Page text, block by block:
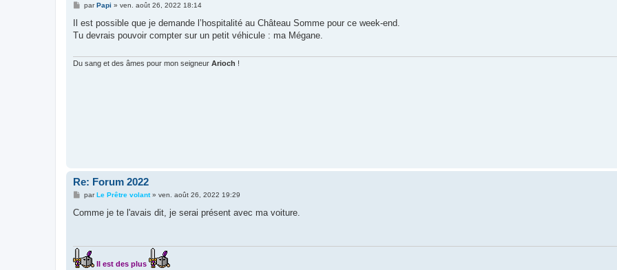
M
s
a
parPapi » ven. août 26, 2022 18:14
Il est possible que je demande l’hospitalité au Château Somme pour ce week-end.
Tu devrais pouvoir compter sur un petit véhicule : ma Mégane.
Du sang et des âmes pour mon seigneur Arioch !
Re: Forum 2022
M
s
parLe Prêtre volant» ven. août 26, 2022 19:29
Comme je te l'avais dit, je serai présent avec ma voiture.
Il est des plus